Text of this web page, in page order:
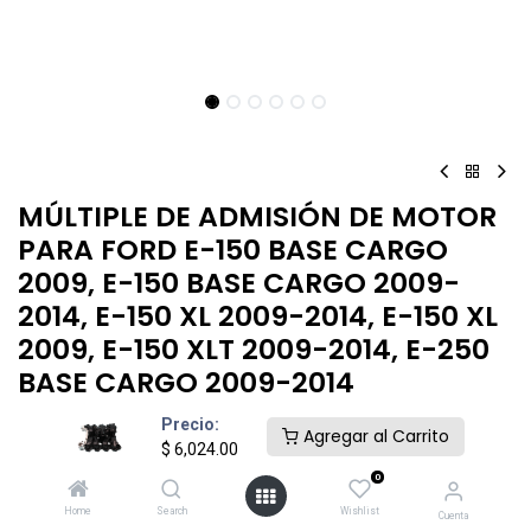
Precio:
$ 6,024.00
Agregar al Carrito
Home Search
0
Wishlist Cuenta
MÚLTIPLE DE ADMISIÓN DE MOTOR
PARA FORD E-150 BASE CARGO
2009, E-150 BASE CARGO 2009-
2014, E-150 XL 2009-2014, E-150 XL
2009, E-150 XLT 2009-2014, E-250
BASE CARGO 2009-2014